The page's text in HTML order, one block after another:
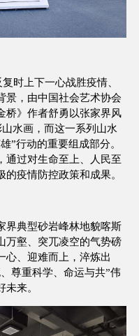
时上下一心战胜疫情、
景，由中国社会艺术协会
桥》作者舒勇以张家界风
水画，而这一系列山水
”行动的重要组成部分。
通过对生命至上、人民至
的疫情防控政策和成果。
界典型砂岩峰林地貌喀斯
万壑、突兀凌空的气势磅
心、迎难而上，淬炼出
尊重科学、命运与共”伟
来。